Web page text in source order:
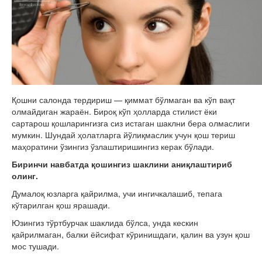
Қошни салонда тердириш — қиммат бўлмаган ва кўп вақт
олмайдиган жараён. Бироқ кўп ҳолларда стилист ёки
сартарош қошларингизга сиз истаган шаклни бера олмаслиги
мумкин. Шундай ҳолатларга йўлиқмаслик учун қош териш
маҳоратини ўзингиз ўзлаштиришингиз керак бўлади.
Биринчи навбатда қошингиз шаклини аниқлаштириб
олинг.
Думалоқ юзларга қайрилма, учи ингичкалашиб, тепага
кўтарилган қош ярашади.
Юзингиз тўртбурчак шаклида бўлса, унда кескин
қайрилмаган, балки ёйсифат кўринишдаги, қалин ва узун қош
мос тушади.